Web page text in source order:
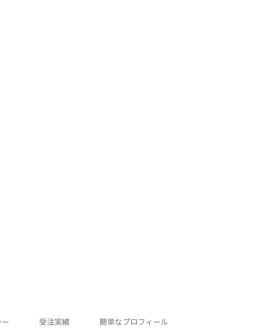
受注実績 簡単なプロフィール